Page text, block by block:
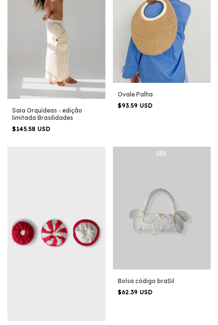
Saia Orquídeas - edição
limitada Brasilidades
$145.58 USD
Ovale Palha
$93.59 USD
Bolsa código braSil
$62.39 USD